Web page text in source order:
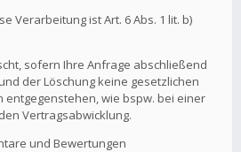
Verarbeitung ist Art. 6 Abs. 1 lit. b)
sofern Ihre Anfrage abschließend
der Löschung keine gesetzlichen
wie bspw. bei einer
Vertragsabwicklung.
und Bewertungen